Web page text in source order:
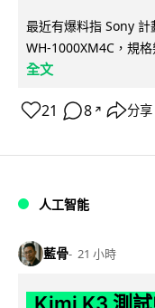
最近有爆料指 Sony
WH-1000XM4C，規
全文
21 8 ↗ 分享
人工智能
藍骨 21 小時
Kimi K3 測